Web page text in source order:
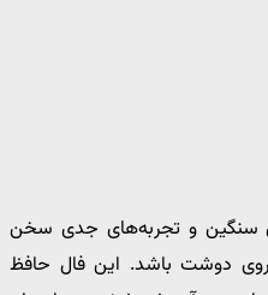
سنگین و تجربه‌های جدی سخن
روی دوشت باشد. این فال حافظ